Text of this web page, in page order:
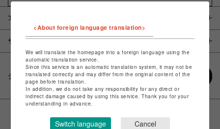
アイテム説明 / 素材
サイズ
シェアする
<About foreign language translation>
We will translate the homepage into a foreign language using the
automatic translation service.
Since this service is an automatic translation system, it may not be
translated correctly and may differ from the original content of the
page before translation.
In addition, we do not take any responsibility for any direct or
indirect damage caused by using this service. Thank you for your
understanding in advance.
Switch language Cancel